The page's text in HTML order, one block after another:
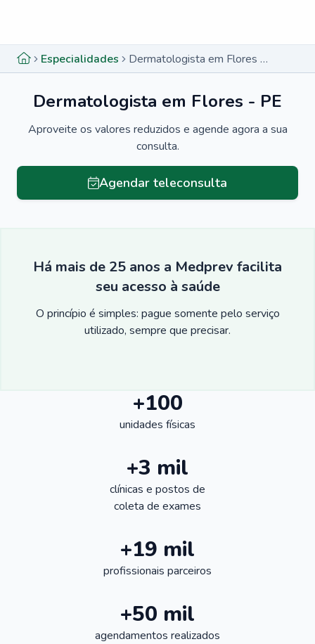
Especialidades Dermatologista em Flores - PE
Dermatologista em Flores - PE
Aproveite os valores reduzidos e agende agora a sua
consulta.
Agendar teleconsulta
Há mais de 25 anos a Medprev facilita
seu acesso à saúde
O princípio é simples: pague somente pelo serviço
utilizado, sempre que precisar.
+100
unidades físicas
+3 mil
clínicas e postos de
coleta de exames
+19 mil
profissionais parceiros
+50 mil
agendamentos realizados